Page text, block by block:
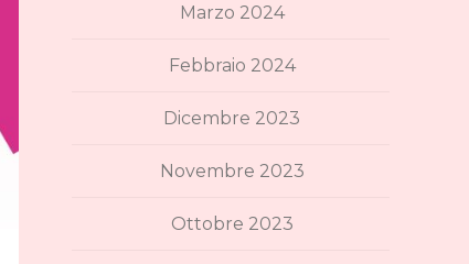
Marzo 2024
Febbraio 2024
Dicembre 2023
Novembre 2023
Ottobre 2023